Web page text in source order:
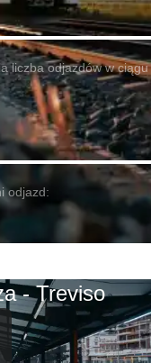
liczba odjazdów w ciągu
odjazd:
- Treviso